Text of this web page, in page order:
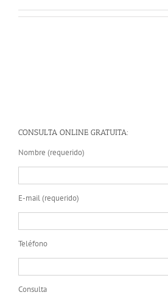
CONSULTA ONLINE GRATUITA:
Nombre (requerido)
E-mail (requerido)
Teléfono
Consulta